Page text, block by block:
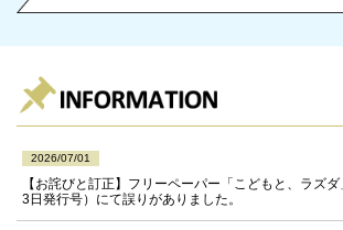
2026/07/01
【お詫びと訂正】フリーペーパー「こどもと、ラズ
3日発行号）にて誤りがありました。